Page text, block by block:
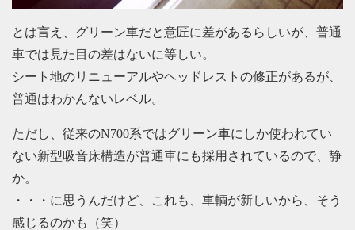
とは言え、グリーン車だと意匠に差があるらしいが、普通
車では見た目の差はないに等しい。
シート地のリニューアルやヘッドレストの修正があるが、
普通はわかんないレベル。
ただし、従来のN700系ではグリーン車にしか使われてい
ない新型吸音床構造が普通車にも採用されているので、静
か。
・・・に思うんだけど、これも、車輌が新しいから、そう
感じるのかも（笑）